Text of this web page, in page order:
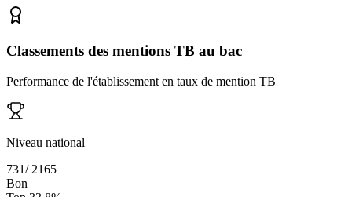
Classements des mentions TB au bac
Performance de l'établissement en taux de mention TB
Niveau national
731/ 2165
Bon